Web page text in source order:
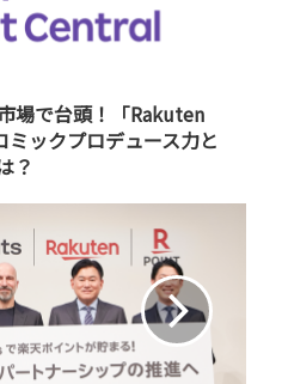
幸﨑 えみ子です。現在はマ
進企画管理の両方を担当して
のサービスの内容
さい。
楽天生命と楽天損保があり
ば自動車保険やペット保
保険、旅行保険と様々な種
場で台頭！「Rakuten
ックプロデュース力と
？